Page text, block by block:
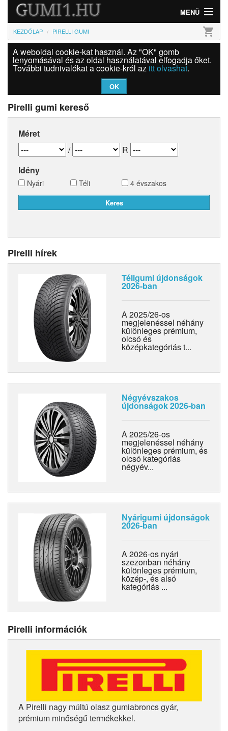
MENÜ
Gumi
Felni
Szolgáltatások
Bejelentkezés
KEZDŐLAP PIRELLI GUMI shopping_cart
A weboldal cookie-kat használ. Az "OK" gomb
lenyomásával és az oldal használatával elfogadja őket.
További tudnivalókat a cookie-król az itt olvashat.
OK
Pirelli gumi kereső
Méret
/
R
Idény
Nyári Téli 4 évszakos
Pirelli hírek
Téligumi újdonságok
2026-ban
A 2025/26-os
megjelenéssel néhány
különleges prémium,
olcsó és
középkategóriás t...
Négyévszakos
újdonságok 2026-ban
A 2025/26-os
megjelenéssel néhány
különleges prémium, és
olcsó kategóriás
négyév...
Nyárigumi újdonságok
2026-ban
A 2026-os nyári
szezonban néhány
különleges prémium,
közép-, és alsó
kategóriás ...
Pirelli információk
A Pirelli nagy múltú olasz gumiabroncs gyár,
prémium minőségű termékekkel.